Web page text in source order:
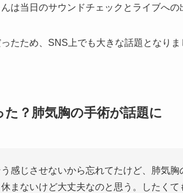
は当日のサウンドチェックとライブへの
たため、SNS上でも大きな話題となりま
？肺気胸の手術が話題に
感じさせないから忘れてたけど、肺気
まないけど大丈夫なのと思う。したく